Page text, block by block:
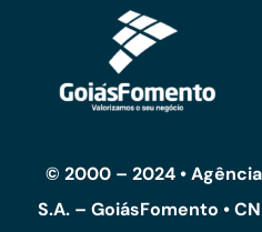
© 2000 – 2024 •
S.A. – GoiásFomento •